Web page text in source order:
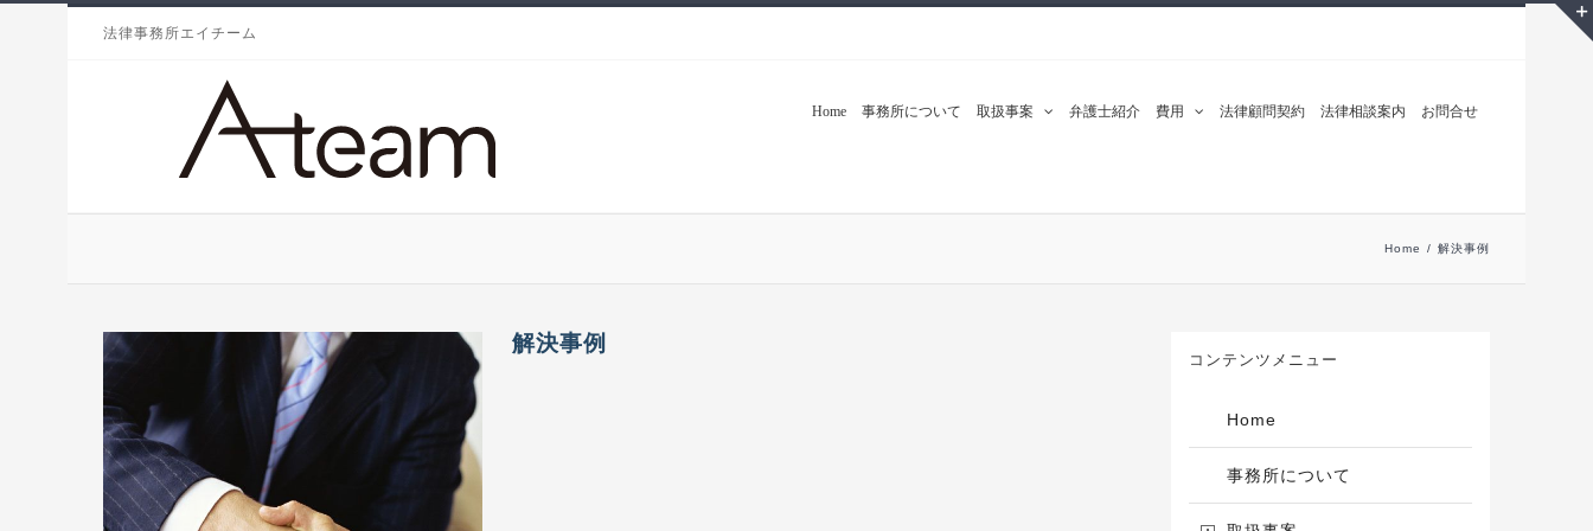
法律事務所エイチーム
Home 事務所について 取扱事案 弁護士紹介 費用 法律顧問契約 法律相談案内 お問合せ
Home / 解決事例
解決事例
コンテンツメニュー
Home
事務所について